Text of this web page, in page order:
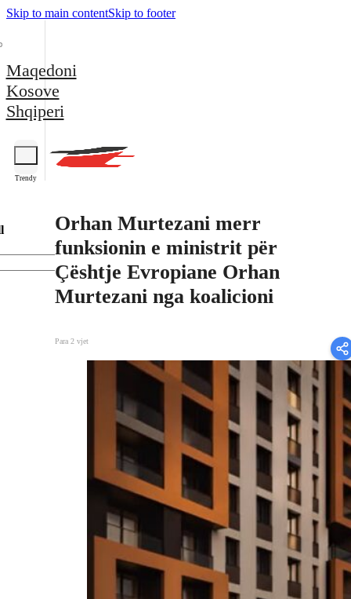
Skip to main contentSkip to footer
Maqedoni
Kosove
Shqiperi
Trendy
Orhan Murtezani merr
funksionin e ministrit për
Çështje Evropiane Orhan
Murtezani nga koalicioni
Para 2 vjet